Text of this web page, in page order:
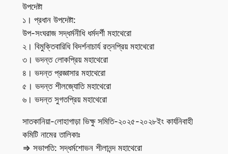
উপদেষ্টা
১। প্রধান উপদেষ্টা:
উপ-সংঘরাজ সদ্ধর্মনীধি ধর্মদর্শী মহাথেরো
২। বিমুক্তিবারিধি বিদর্শনাচার্য রত্নপ্রিয় মহাথেরো
৩। ভদন্ত লোকপ্রিয় মহাথেরো
৪। ভদন্ত প্রজ্ঞাসার মহাথেরো
৫। ভদন্ত শীলজ্যোতি মহাথেরো
৬। ভদন্ত সুগতপ্রিয় মহাথেরো
সাতকানিয়া-লোহাগাড়া ভিক্ষু সমিতি-২০২৫-২০২৮ইং কার্যনিবাহী
কমিটি নামের তালিকাঃ
⇒ সভাপতি: সদ্ধর্মশোভন শীলানন্দ মহাথেরো